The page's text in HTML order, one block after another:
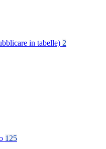
in tabelle) 2
125